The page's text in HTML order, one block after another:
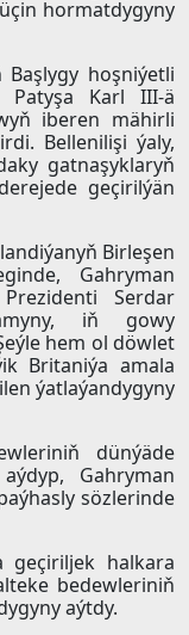
hormatdygyny
hoşniýetli
Karl III-ä
iberen mähirli
Bellenilişi ýaly,
gatnaşyklaryň
geçirilýän
Birleşen
Gahryman
Serdar
iň gowy
hem ol döwlet
Britaniýa amala
ýatlaýandygyny
dünýäde
Gahryman
sözlerinde
geçiriljek halkara
bedewleriniň
aýtdy.